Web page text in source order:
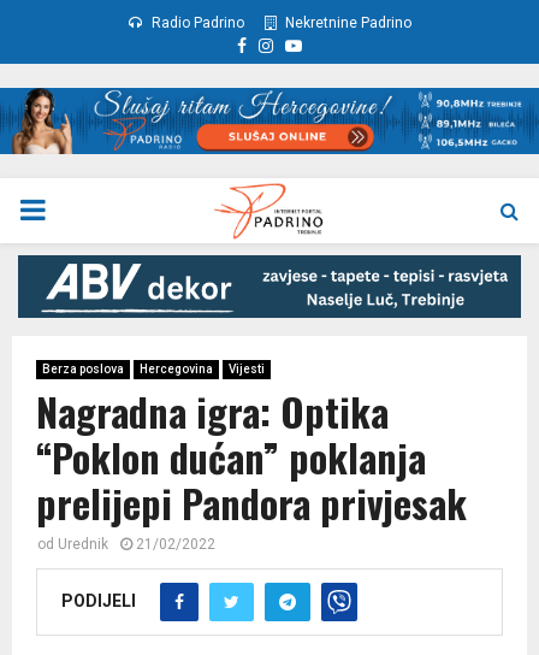
Radio Padrino Nekretnine Padrino
Facebook
Instagram
Youtube
PRIMARY
MENU
Berza poslova Hercegovina Vijesti
Nagradna igra: Optika
“Poklon dućan” poklanja
prelijepi Pandora privjesak
od Urednik 21/02/2022
PODIJELI